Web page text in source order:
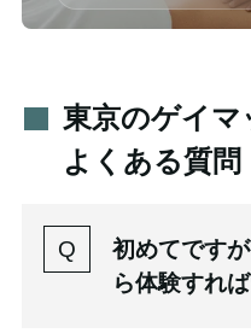
東京のゲイマ
よくある質問
初めてです
ら体験すれ